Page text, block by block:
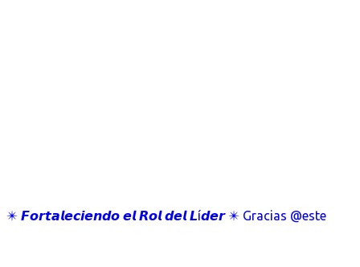
✴️ 𝙁𝙤𝙧𝙩𝙖𝙡𝙚𝙘𝙞𝙚𝙣𝙙𝙤 𝙚𝙡 𝙍𝙤𝙡 𝙙𝙚𝙡 𝙇í𝙙𝙚𝙧 ✴️ Gracias @este